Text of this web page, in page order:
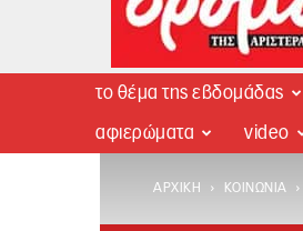
το θέμα της εβδομάδας
αφιερώματα video
ΑΡΧΙΚΉ ΚΟΙΝΩΝΊΑ